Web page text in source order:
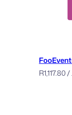
e
n
R1,117.80/